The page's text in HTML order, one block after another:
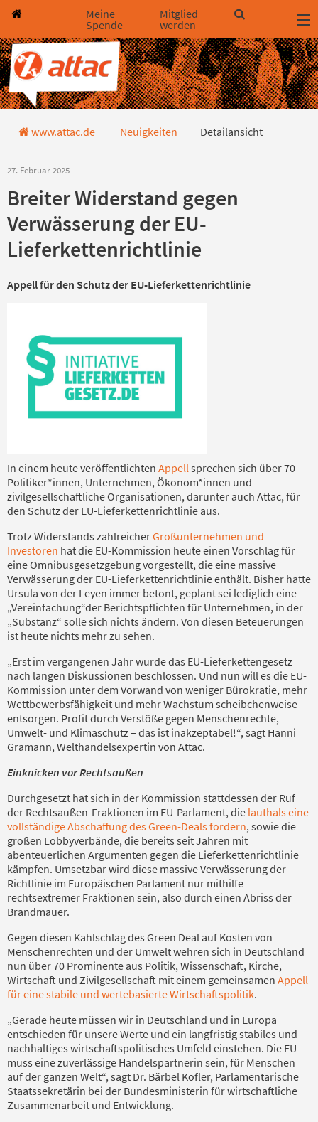
Direkt zum Hauptinhalt springen
Direkt zur Haupt-Navigation springen
Direkt zur Service-Navigation springen
Direkt zur Footer-Navigation springen
Direkt zum Footerinhalt springen
Meine
Spende
Mitglied
werden
Detailansicht
www.attac.de Neuigkeiten Detailansicht
27. Februar 2025
Breiter Widerstand gegen
Verwässerung der EU-
Lieferkettenrichtlinie
Appell für den Schutz der EU-Lieferkettenrichtlinie
In einem heute veröffentlichten Appell sprechen sich über 70
Politiker*innen, Unternehmen, Ökonom*innen und
zivilgesellschaftliche Organisationen, darunter auch Attac, für
den Schutz der EU-Lieferkettenrichtlinie aus.
Trotz Widerstands zahlreicherGroßunternehmen und
Investoren hat die EU-Kommission heute einen Vorschlag für
eine Omnibusgesetzgebung vorgestellt, die eine massive
Verwässerung der EU-Lieferkettenrichtlinie enthält. Bisher hatte
Ursula von der Leyen immer betont, geplant sei lediglich eine
„Vereinfachung“der Berichtspflichten für Unternehmen, in der
„Substanz“ solle sich nichts ändern. Von diesen Beteuerungen
ist heute nichts mehr zu sehen.
„Erst im vergangenen Jahr wurde das EU-Lieferkettengesetz
nach langen Diskussionen beschlossen. Und nun will es die EU-
Kommission unter dem Vorwand von weniger Bürokratie, mehr
Wettbewerbsfähigkeit und mehr Wachstum scheibchenweise
entsorgen. Profit durch Verstöße gegen Menschenrechte,
Umwelt- und Klimaschutz – das ist inakzeptabel!“, sagt Hanni
Gramann, Welthandelsexpertin von Attac.
Einknicken vor Rechtsaußen
Durchgesetzt hat sich in der Kommission stattdessen der Ruf
der Rechtsaußen-Fraktionen im EU-Parlament, die lauthals eine
vollständige Abschaffung des Green-Deals fordern, sowie die
großen Lobbyverbände, die bereits seit Jahren mit
abenteuerlichen Argumenten gegen die Lieferkettenrichtlinie
kämpfen. Umsetzbar wird diese massive Verwässerung der
Richtlinie im Europäischen Parlament nur mithilfe
rechtsextremer Fraktionen sein, also durch einen Abriss der
Brandmauer.
Gegen diesen Kahlschlag des Green Deal auf Kosten von
Menschenrechten und der Umwelt wehren sich in Deutschland
nun über 70 Prominente aus Politik, Wissenschaft, Kirche,
Wirtschaft und Zivilgesellschaft mit einem gemeinsamen Appell
für eine stabile und wertebasierte Wirtschaftspolitik.
„Gerade heute müssen wir in Deutschland und in Europa
entschieden für unsere Werte und ein langfristig stabiles und
nachhaltiges wirtschaftspolitisches Umfeld einstehen. Die EU
muss eine zuverlässige Handelspartnerin sein, für Menschen
auf der ganzen Welt“, sagt Dr. Bärbel Kofler, Parlamentarische
Staatssekretärin bei der Bundesministerin für wirtschaftliche
Zusammenarbeit und Entwicklung.